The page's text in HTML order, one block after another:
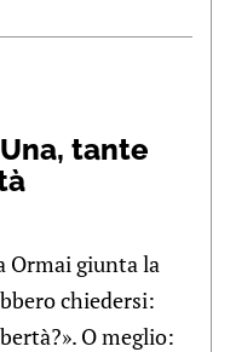
tante
Ormai giunta la
chiedersi:
O meglio: